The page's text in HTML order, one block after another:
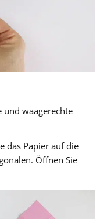
und waagerechte
das Papier auf die
Öffnen Sie